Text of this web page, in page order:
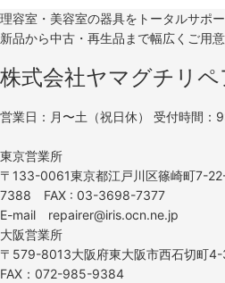
理容室・美容室の器具をトータルサポー
新品から中古・再生品まで幅広くご用意
株式会社ヤマグチリ
営業日：月〜土（祝日休） 受付時間：
東京営業所
〒133-0061東京都江戸川区篠崎町7-
7388 FAX : 03-3698-7377
E-mail repairer@iris.ocn.ne.jp
大阪営業所
〒579-8013大阪府東大阪市西石切
FAX：072-985-9384